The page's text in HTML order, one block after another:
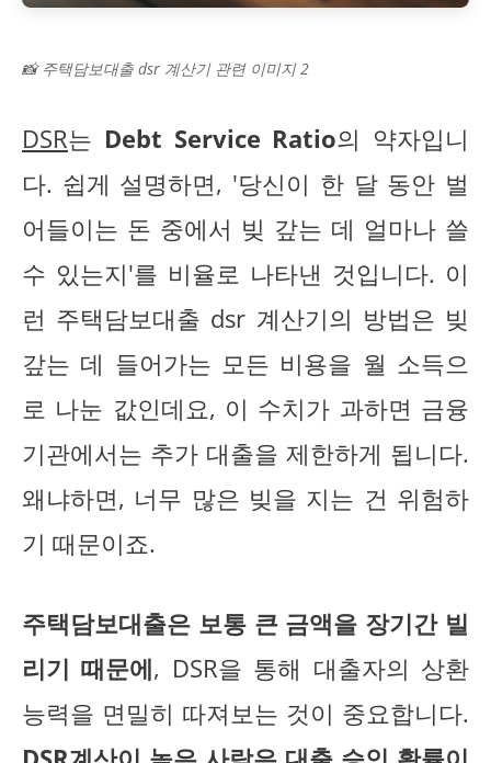
📸 주택담보대출 dsr 계산기 관련 이미지 2
DSR는 Debt Service Ratio의 약자입니
다. 쉽게 설명하면, '당신이 한 달 동안 벌
어들이는 돈 중에서 빚 갚는 데 얼마나 쓸
수 있는지'를 비율로 나타낸 것입니다. 이
런 주택담보대출 dsr 계산기의 방법은 빚
갚는 데 들어가는 모든 비용을 월 소득으
로 나눈 값인데요, 이 수치가 과하면 금융
기관에서는 추가 대출을 제한하게 됩니다.
왜냐하면, 너무 많은 빚을 지는 건 위험하
기 때문이죠.
주택담보대출은 보통 큰 금액을 장기간 빌
리기 때문에, DSR을 통해 대출자의 상환
능력을 면밀히 따져보는 것이 중요합니다.